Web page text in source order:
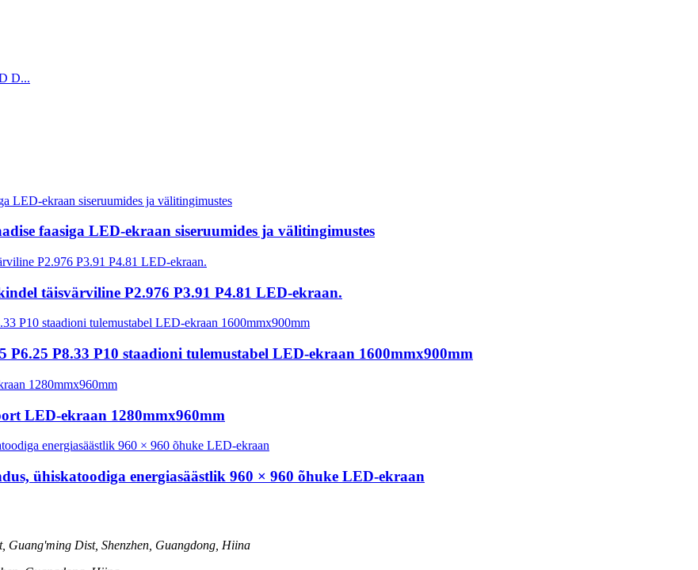
faasiga LED-ekraan siseruumides ja välitingimustes
täisvärviline P2.976 P3.91 P4.81 LED-ekraan.
P6.25 P8.33 P10 staadioni tulemustabel LED-ekraan 1600mmx900mm
LED-ekraan 1280mmx960mm
ühiskatoodiga energiasäästlik 960 × 960 õhuke LED-ekraan
Guang'ming Dist, Shenzhen, Guangdong, Hiina